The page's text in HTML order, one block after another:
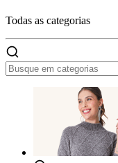
Todas as categorias